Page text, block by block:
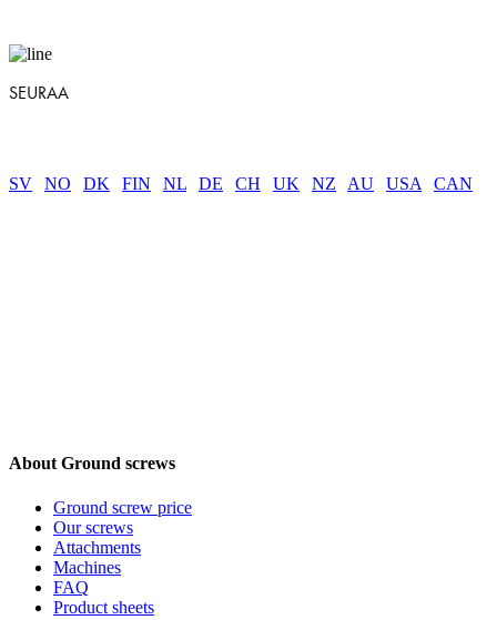
SEURAA
SV NO DK FIN NL DE CH UK NZ AU USA CAN
About Ground screws
Ground screw price
Our screws
Attachments
Machines
FAQ
Product sheets